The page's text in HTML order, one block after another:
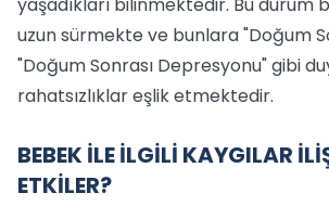
uzun sürmekte ve bunlara "Doğum
"Doğum Sonrası Depresyonu" gibi
rahatsızlıklar eşlik etmektedir.
BEBEK İLE İLGİLİ KAYGILAR
ETKİLER?